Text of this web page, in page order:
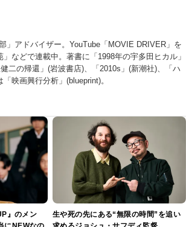
」アドバイザー。YouTube「MOVIE DRIVER」を
などで連載中。著書に「1998年の宇多田ヒカル」
二の帰還」(岩波書店)、「2010s」(新潮社)、「ハ
映画興行分析」(blueprint)。
』のメン
生や死の先にある“無限の時間”を追い